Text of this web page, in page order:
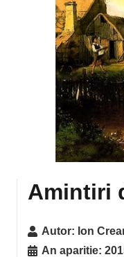
Amintiri
Autor: Ion
An aparitie: